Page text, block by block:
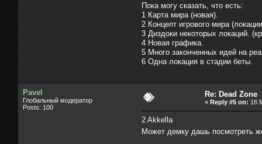
Пока могу сказать, что есть:
1 Карта мира (новая).
2 Концепт игрового мира
3 Диздоки некоторых локаций.
4 Новая графика.
5 Много законченных идей на
6 Одна локация в стадии беты.
Pavel
Глобальный модератор
Posts: 100
Re: Dead Zone
« Reply #5 on: 16
2 Akkella
Может демку дашь посмотреть